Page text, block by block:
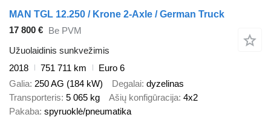
MAN TGL 12.250 / Krone 2-Axle / German Truck
17 800 € Be PVM
Užuolaidinis sunkvežimis
2018
751 711 km
Euro 6
Galia 250 AG (184 kW) Degalai dyzelinas
Transporteris 5 065 kg Ašių konfigūracija 4x2
Pakaba spyruoklė/pneumatika